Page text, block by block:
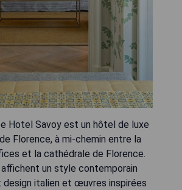
Hotel Savoy est un hôtel de luxe
Florence, à mi-chemin entre la
et la cathédrale de Florence.
un style contemporain
design italien et œuvres inspirées